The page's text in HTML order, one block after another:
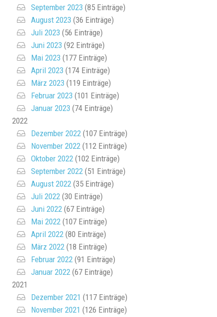
September 2023 (85 Einträge)
August 2023 (36 Einträge)
Juli 2023 (56 Einträge)
Juni 2023 (92 Einträge)
Mai 2023 (177 Einträge)
April 2023 (174 Einträge)
März 2023 (119 Einträge)
Februar 2023 (101 Einträge)
Januar 2023 (74 Einträge)
2022
Dezember 2022 (107 Einträge)
November 2022 (112 Einträge)
Oktober 2022 (102 Einträge)
September 2022 (51 Einträge)
August 2022 (35 Einträge)
Juli 2022 (30 Einträge)
Juni 2022 (67 Einträge)
Mai 2022 (107 Einträge)
April 2022 (80 Einträge)
März 2022 (18 Einträge)
Februar 2022 (91 Einträge)
Januar 2022 (67 Einträge)
2021
Dezember 2021 (117 Einträge)
November 2021 (126 Einträge)